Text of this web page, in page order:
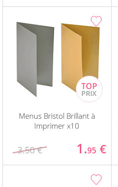
Menus Bristol Brillant à
Imprimer x10
3.50 € 1.95 €